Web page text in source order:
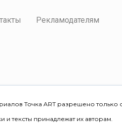
Рекламодателям
Точка ART разрешено только
и тексты принадлежат их авторам.